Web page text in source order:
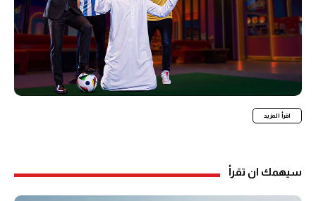
اقرأ المزيد
سيهمك ان تقرأ